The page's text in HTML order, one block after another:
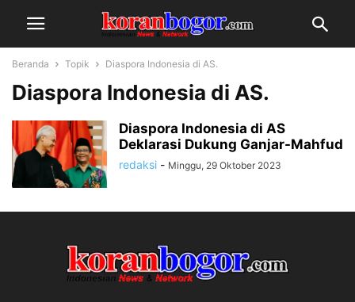
Beranda Topik Diaspora Indonesia di AS.
Diaspora Indonesia di AS.
Diaspora Indonesia di AS
Deklarasi Dukung Ganjar-Mahfud
redaksi - Minggu, 29 Oktober 2023